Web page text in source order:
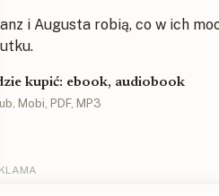
i Augusta robią, co w ich
kupić: ebook, audiobook
Mobi, PDF, MP3